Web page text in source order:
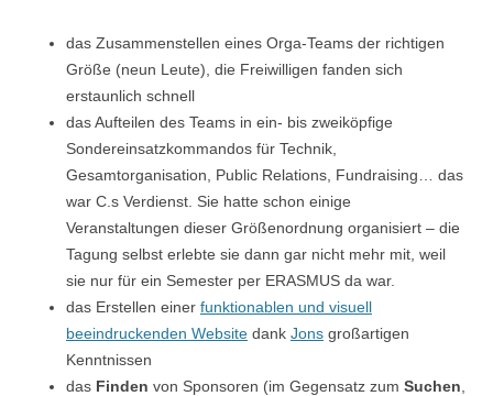
das Zusammenstellen eines Orga-Teams der richtigen
Größe (neun Leute), die Freiwilligen fanden sich
erstaunlich schnell
das Aufteilen des Teams in ein- bis zweiköpfige
Sondereinsatzkommandos für Technik,
Gesamtorganisation, Public Relations, Fundraising… das
war C.s Verdienst. Sie hatte schon einige
Veranstaltungen dieser Größenordnung organisiert – die
Tagung selbst erlebte sie dann gar nicht mehr mit, weil
sie nur für ein Semester per ERASMUS da war.
das Erstellen einer funktionablen und visuell
beeindruckenden Website dank Jons großartigen
Kenntnissen
das Finden von Sponsoren (im Gegensatz zum Suchen